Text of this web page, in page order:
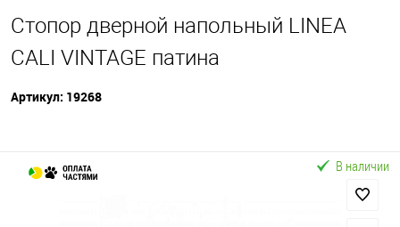
Стопор дверной напольный LINEA
CALI VINTAGE патина
Артикул: 19268
В наличии